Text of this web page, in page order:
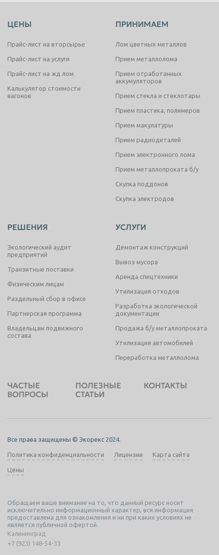
ЦЕНЫ
Прайс-лист на вторсырье
Прайс-лист на услуги
Прайс-лист на жд лом
Калькулятор стоимости
вагонов
ПРИНИМАЕМ
Лом цветных металлов
Прием металлолома
Прием отработанных
аккумуляторов
Прием стекла и стеклотары
Прием пластика, полимеров
Прием макулатуры
Прием радиодеталей
Прием электронного лома
Прием металлопроката б/у
Скупка поддонов
Скупка электродов
РЕШЕНИЯ
Экологический аудит
предприятий
Транзитные поставки
Физическим лицам
Раздельный сбор в офисе
Партнерская программа
Владельцам подвижного
состава
УСЛУГИ
Демонтаж конструкций
Вывоз мусора
Аренда спецтехники
Утилизация отходов
Разработка экологической
документации
Продажа б/у металлопроката
Утилизация автомобилей
Переработка металлолома
ЧАСТЫЕ
ВОПРОСЫ
ПОЛЕЗНЫЕ
СТАТЬИ
КОНТАКТЫ
Все права защищены © Экорекс 2024.
Политика конфиденциальности Лицензии Карта сайта
Цены
Обращаем ваше внимание на то, что данный ресурс носит
исключительно информационный характер, вся информация
предоставлена для ознакомления и ни при каких условиях не
является публичной офертой.
Калининград
+7 (923) 148-54-33